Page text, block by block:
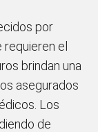
por
requieren el
brindan una
asegurados
Los
de